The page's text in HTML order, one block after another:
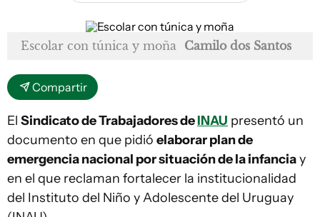
Escolar con túnica y moña Camilo dos Santos
Compartir
El Sindicato de Trabajadores deINAU presentó un
documento en que pidió elaborar plan de
emergencia nacional por situación de la infanciay
en el que reclaman fortalecer la institucionalidad
del Instituto del Niño y Adolescente del Uruguay